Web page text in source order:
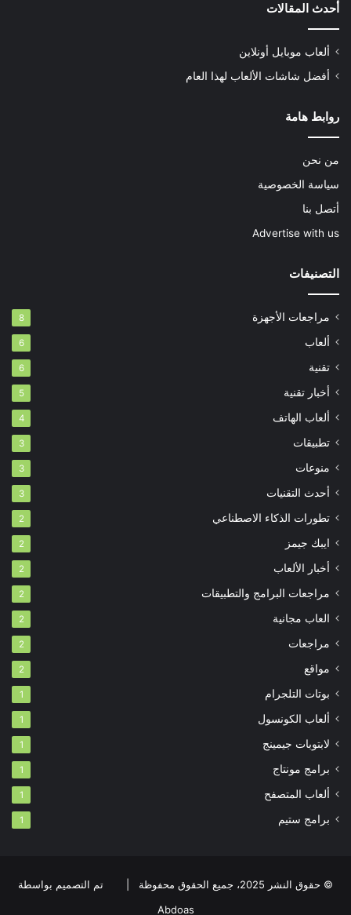
أحدث المقالات
ألعاب موبايل أونلاين
أفضل شاشات الألعاب لهذا العام
روابط هامة
من نحن
سياسة الخصوصية
أتصل بنا
Advertise with us
التصنيفات
مراجعات الأجهزة 8
ألعاب 6
تقنية 6
أخبار تقنية 5
ألعاب الهاتف 4
تطبيقات 3
منوعات 3
أحدث التقنيات 3
تطورات الذكاء الاصطناعي 2
ايبك جيمز 2
أخبار الألعاب 2
مراجعات البرامج والتطبيقات 2
العاب مجانية 2
مراجعات 2
مواقع 2
بوتات التلجرام 1
ألعاب الكونسول 1
لابتوبات جيمينج 1
برامج مونتاج 1
ألعاب المتصفح 1
برامج ستيم 1
© حقوق النشر 2025، جميع الحقوق محفوظة |
تم التصميم بواسطة
Abdoas